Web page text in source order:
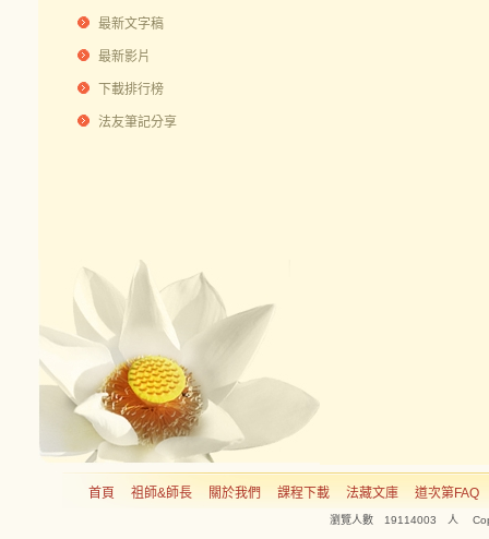
最新文字稿
最新影片
下載排行榜
法友筆記分享
首頁 祖師&師長 關於我們 課程下載 法藏文庫 道次第FAQ
瀏覽人數 19114003 人